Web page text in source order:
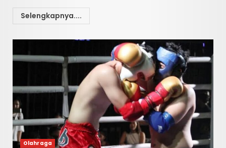
Selengkapnya....
Olahraga